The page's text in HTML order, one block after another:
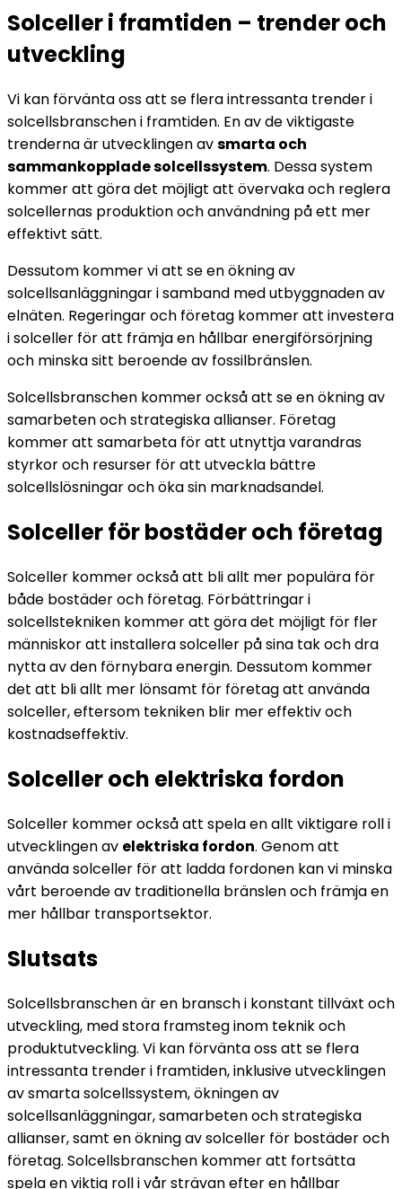
Solceller i framtiden – trender och
utveckling
Vi kan förvänta oss att se flera intressanta trender i
solcellsbranschen i framtiden. En av de viktigaste
trenderna är utvecklingen avsmarta och
sammankopplade solcellssystem. Dessa system
kommer att göra det möjligt att övervaka och reglera
solcellernas produktion och användning på ett mer
effektivt sätt.
Dessutom kommer vi att se en ökning av
solcellsanläggningar i samband med utbyggnaden av
elnäten. Regeringar och företag kommer att investera
i solceller för att främja en hållbar energiförsörjning
och minska sitt beroende av fossilbränslen.
Solcellsbranschen kommer också att se en ökning av
samarbeten och strategiska allianser. Företag
kommer att samarbeta för att utnyttja varandras
styrkor och resurser för att utveckla bättre
solcellslösningar och öka sin marknadsandel.
Solceller för bostäder och företag
Solceller kommer också att bli allt mer populära för
både bostäder och företag. Förbättringar i
solcellstekniken kommer att göra det möjligt för fler
människor att installera solceller på sina tak och dra
nytta av den förnybara energin. Dessutom kommer
det att bli allt mer lönsamt för företag att använda
solceller, eftersom tekniken blir mer effektiv och
kostnadseffektiv.
Solceller och elektriska fordon
Solceller kommer också att spela en allt viktigare roll i
utvecklingen av elektriska fordon. Genom att
använda solceller för att ladda fordonen kan vi minska
vårt beroende av traditionella bränslen och främja en
mer hållbar transportsektor.
Slutsats
Solcellsbranschen är en bransch i konstant tillväxt och
utveckling, med stora framsteg inom teknik och
produktutveckling. Vi kan förvänta oss att se flera
intressanta trender i framtiden, inklusive utvecklingen
av smarta solcellssystem, ökningen av
solcellsanläggningar, samarbeten och strategiska
allianser, samt en ökning av solceller för bostäder och
företag. Solcellsbranschen kommer att fortsätta
spela en viktig roll i vår strävan efter en hållbar